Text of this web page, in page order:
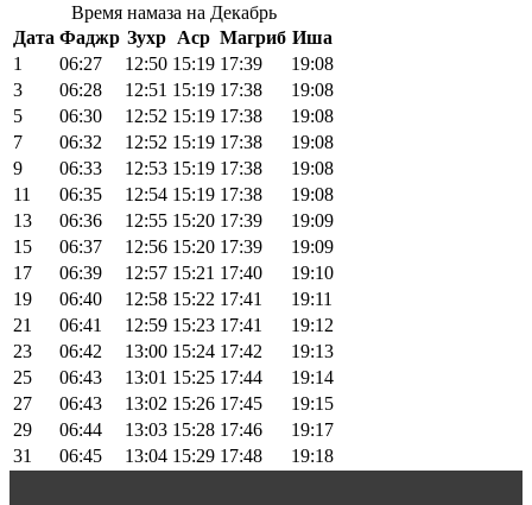
Время намаза на Декабрь
Дата Фаджр Зухр Аср Магриб Иша
1
06:27 12:50 15:19 17:39
19:08
3
06:28 12:51 15:19 17:38
19:08
5
06:30 12:52 15:19 17:38
19:08
7
06:32 12:52 15:19 17:38
19:08
9
06:33 12:53 15:19 17:38
19:08
11
06:35 12:54 15:19 17:38
19:08
13
06:36 12:55 15:20 17:39
19:09
15
06:37 12:56 15:20 17:39
19:09
17
06:39 12:57 15:21 17:40
19:10
19
06:40 12:58 15:22 17:41
19:11
21
06:41 12:59 15:23 17:41
19:12
23
06:42 13:00 15:24 17:42
19:13
25
06:43 13:01 15:25 17:44
19:14
27
06:43 13:02 15:26 17:45
19:15
29
06:44 13:03 15:28 17:46
19:17
31
06:45 13:04 15:29 17:48 19:18